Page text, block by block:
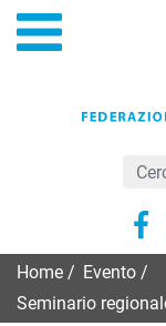
Home Evento
Seminario